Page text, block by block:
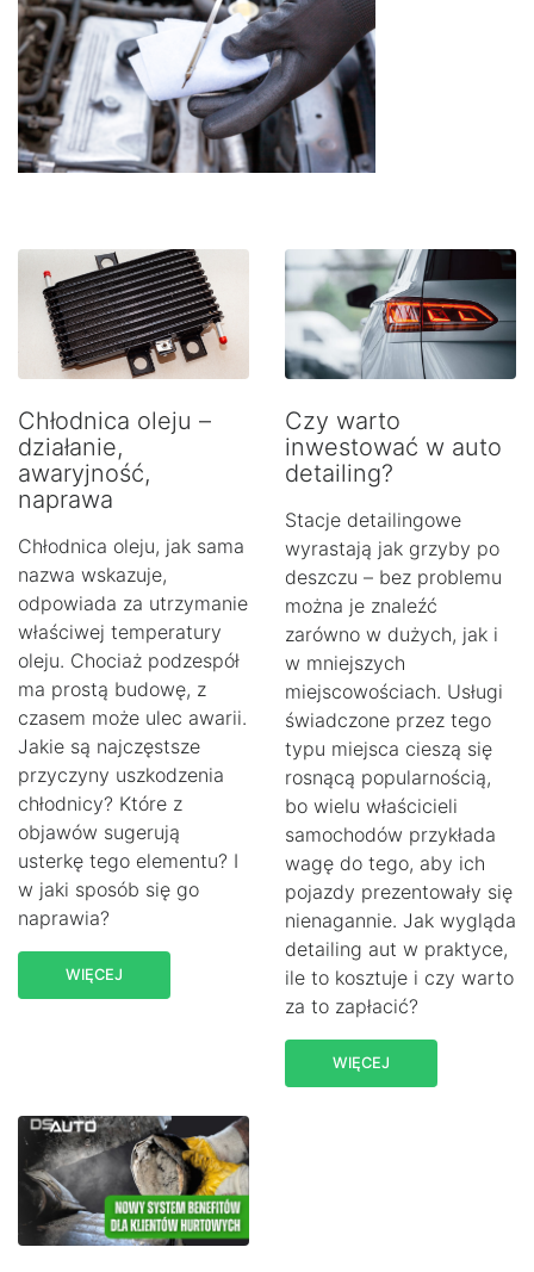
Chłodnica oleju –
działanie,
awaryjność,
naprawa
Chłodnica oleju, jak sama
nazwa wskazuje,
odpowiada za utrzymanie
właściwej temperatury
oleju. Chociaż podzespół
ma prostą budowę, z
czasem może ulec awarii.
Jakie są najczęstsze
przyczyny uszkodzenia
chłodnicy? Które z
objawów sugerują
usterkę tego elementu? I
w jaki sposób się go
naprawia?
WIĘCEJ
Czy warto
inwestować w auto
detailing?
Stacje detailingowe
wyrastają jak grzyby po
deszczu – bez problemu
można je znaleźć
zarówno w dużych, jak i
w mniejszych
miejscowościach. Usługi
świadczone przez tego
typu miejsca cieszą się
rosnącą popularnością,
bo wielu właścicieli
samochodów przykłada
wagę do tego, aby ich
pojazdy prezentowały się
nienagannie. Jak wygląda
detailing aut w praktyce,
ile to kosztuje i czy warto
za to zapłacić?
WIĘCEJ